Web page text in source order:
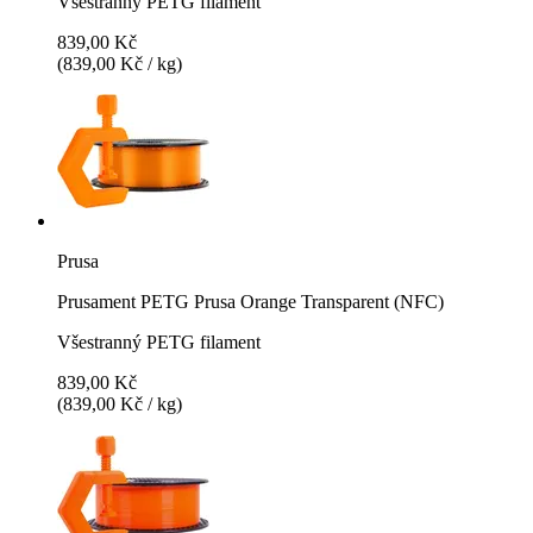
839,00 Kč
(839,00 Kč / kg)
Prusa
Prusament PETG Prusa Orange Transparent (NFC)
Všestranný PETG filament
839,00 Kč
(839,00 Kč / kg)